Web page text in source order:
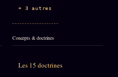
+ 3 autres
Concepts & doctrines
Les 15 doctrines